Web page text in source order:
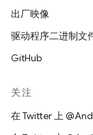
出厂映像
驱动程序二进制文
GitHub
关注
在 Twitter 上